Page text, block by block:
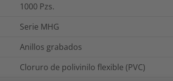
1000 Pzs.
Serie MHG
Anillos grabados
Cloruro de polivinilo flexible (PVC)